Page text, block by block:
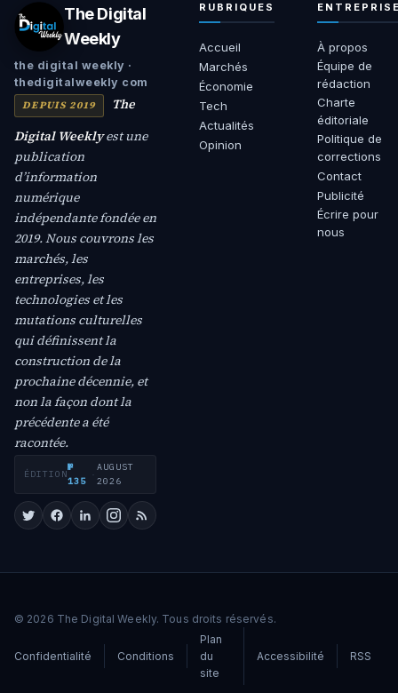
The Digital
Weekly
the digital weekly ·
thedigitalweekly com
DEPUIS 2019
The
Digital Weeklyest une
publication
d’information
numérique
indépendante fondée en
2019. Nous couvrons les
marchés, les
entreprises, les
technologies et les
mutations culturelles
qui définissent la
construction de la
prochaine décennie, et
non la façon dont la
précédente a été
racontée.
ÉDITION
№
135
·
AUGUST
2026
RUBRIQUES
Accueil
Marchés
Économie
Tech
Actualités
Opinion
À propos
Équipe de
rédaction
Charte
éditoriale
Politique de
corrections
Contact
Publicité
Écrire pour
nous
© 2026 The Digital Weekly. Tous droits réservés.
Confidentialité Conditions
Plan
du
site
Accessibilité RSS